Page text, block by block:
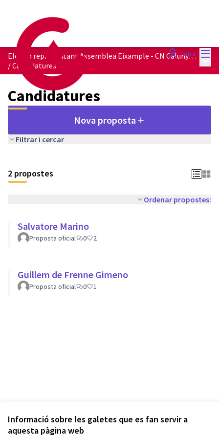
Informació sobre les galetes que es fan servir a
aquesta pàgina web
Entra
Elecció representant Assemblea Eixample - CN Calunya en Comú
/Candidatures
Candidatures
Nova proposta
Filtrar i cercar
2 propostes
Ordenar propostes:
Salvatore Marino
Proposta oficial 0 2
Guillem de Frenne Gimeno
Proposta oficial 0 1